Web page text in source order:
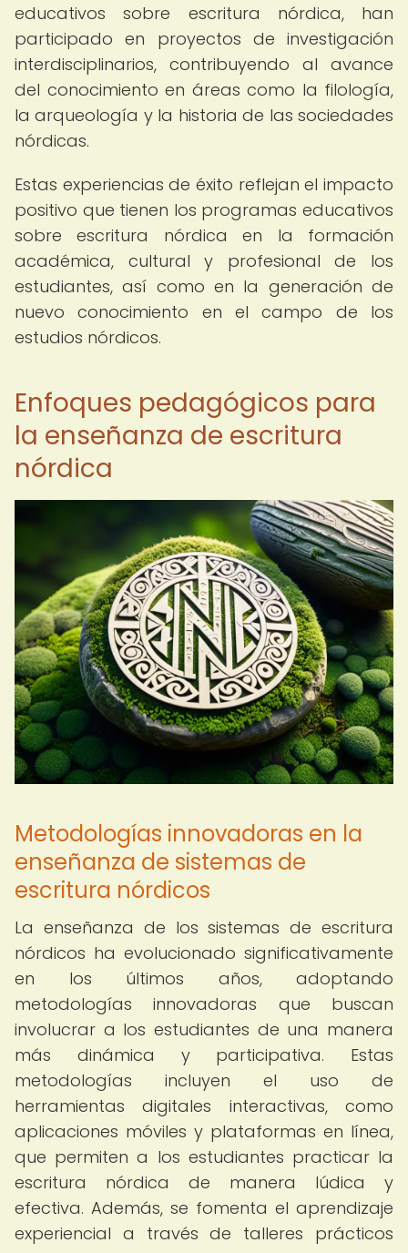
educativos sobre escritura nórdica, han
participado en proyectos de investigación
interdisciplinarios, contribuyendo al avance
del conocimiento en áreas como la filología,
la arqueología y la historia de las sociedades
nórdicas.
Estas experiencias de éxito reflejan el impacto
positivo que tienen los programas educativos
sobre escritura nórdica en la formación
académica, cultural y profesional de los
estudiantes, así como en la generación de
nuevo conocimiento en el campo de los
estudios nórdicos.
Enfoques pedagógicos para
la enseñanza de escritura
nórdica
Metodologías innovadoras en la
enseñanza de sistemas de
escritura nórdicos
La enseñanza de los sistemas de escritura
nórdicos ha evolucionado significativamente
en los últimos años, adoptando
metodologías innovadoras que buscan
involucrar a los estudiantes de una manera
más dinámica y participativa. Estas
metodologías incluyen el uso de
herramientas digitales interactivas, como
aplicaciones móviles y plataformas en línea,
que permiten a los estudiantes practicar la
escritura nórdica de manera lúdica y
efectiva. Además, se fomenta el aprendizaje
experiencial a través de talleres prácticos